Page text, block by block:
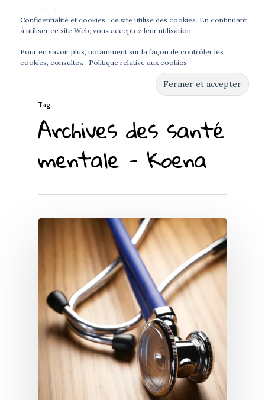
Hit enter to search or ESC to close
Tag
Archives des santé
mentale - Koena
Confidentialité et cookies : ce site utilise des cookies. En continuant
à utiliser ce site Web, vous acceptez leur utilisation.
Pour en savoir plus, notamment sur la façon de contrôler les
cookies, consultez : Politique relative aux cookies